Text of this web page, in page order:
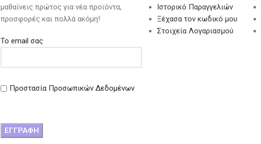
μαθαίνεις πρώτος για νέα προϊόντα,
προσφορές και πολλά ακόμη!
Το email σας
Προστασία Προσωπικών Δεδομένων
Ιστορικό Παραγγελιών
Ξέχασα τον κωδικό μου
Στοιχεία Λογαριασμού